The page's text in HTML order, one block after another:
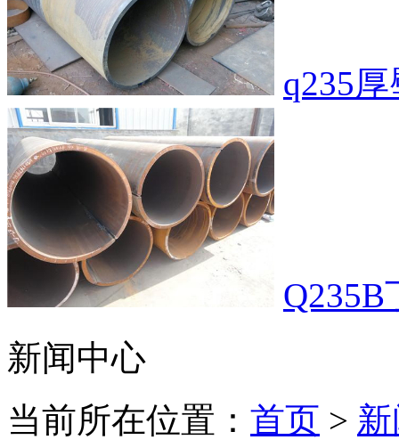
q235
新闻中心
当前所在位置： 首页 >